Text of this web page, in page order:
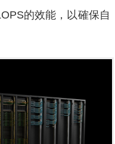
的效能，以確保自